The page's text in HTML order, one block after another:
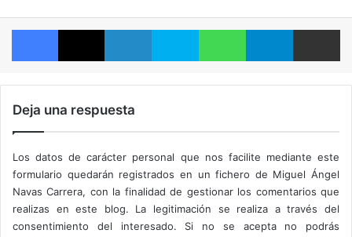
LaAPU está listada comoAMD RYZEN 5 2400G
(4core/8T, 3,9GHz, 6MB L3, socket AM4, 65W) con RX
Facebook X LinkedIn Skype WhatsApp Telegram
Deja una respuesta
Los datos de carácter personal que nos facilite mediante este
formulario quedarán registrados en un fichero de Miguel Ángel
Navas Carrera, con la finalidad de gestionar los comentarios que
realizas en este blog. La legitimación se realiza a través del
consentimiento del interesado. Si no se acepta no podrás